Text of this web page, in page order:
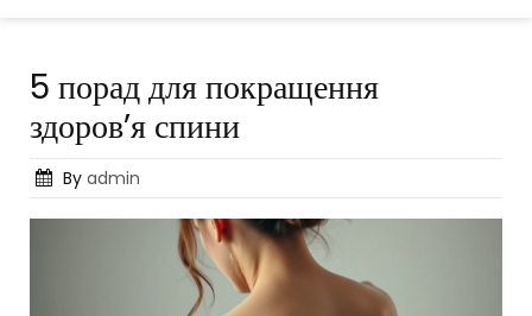
5 порад для покращення
здоров’я спини
Posted
By admin